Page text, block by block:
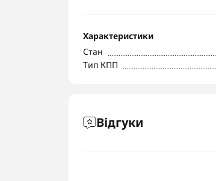
Характеристики
Стан
Тип КПП
Відгуки